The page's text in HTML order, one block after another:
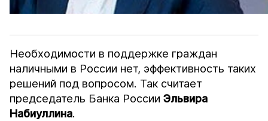
Необходимости в поддержке граждан
наличными в России нет, эффективность таких
решений под вопросом. Так считает
председатель Банка РоссииЭльвира
Набиуллина.